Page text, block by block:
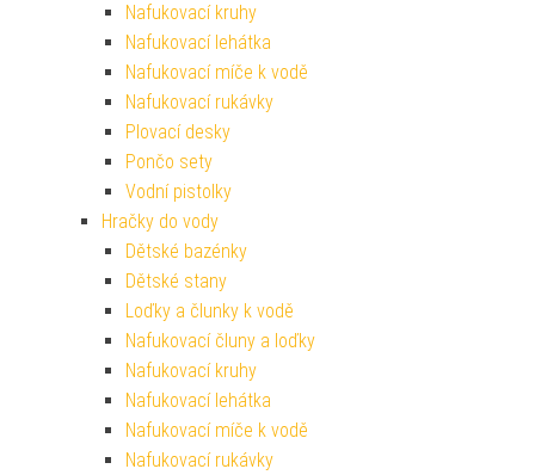
Nafukovací kruhy
Nafukovací lehátka
Nafukovací míče k vodě
Nafukovací rukávky
Plovací desky
Pončo sety
Vodní pistolky
Hračky do vody
Dětské bazénky
Dětské stany
Loďky a člunky k vodě
Nafukovací čluny a loďky
Nafukovací kruhy
Nafukovací lehátka
Nafukovací míče k vodě
Nafukovací rukávky